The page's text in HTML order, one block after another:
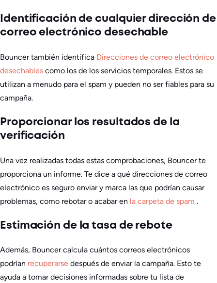
Identificación de cualquier dirección de
correo electrónico desechable
Bouncer también identifica Direcciones de correo electrónico
desechables como los de los servicios temporales. Estos se
utilizan a menudo para el spam y pueden no ser fiables para su
campaña.
Proporcionar los resultados de la
verificación
Una vez realizadas todas estas comprobaciones, Bouncer te
proporciona un informe. Te dice a qué direcciones de correo
electrónico es seguro enviar y marca las que podrían causar
problemas, como rebotar o acabar en la carpeta de spam .
Estimación de la tasa de rebote
Además, Bouncer calcula cuántos correos electrónicos
podrían recuperarse después de enviar la campaña. Esto te
ayuda a tomar decisiones informadas sobre tu lista de